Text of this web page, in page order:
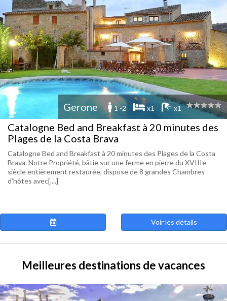
Gerone 1 -2 x1 x1
Catalogne Bed and Breakfast à 20 minutes des
Plages de la Costa Brava
Catalogne Bed and Breakfast à 20 minutes des Plages de la Costa
Brava. Notre Propriété, bâtie sur une ferme en pierre du XVIIIe
siècle entièrement restaurée, dispose de 8 grandes Chambres
d’hôtes avec[....]
Voir les détails
Meilleures destinations de vacances